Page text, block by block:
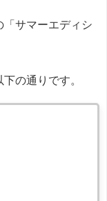
サマーエディシ
の通りです。